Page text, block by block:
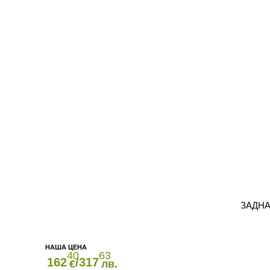
ЗАДНА
16240
€/31763
лв.